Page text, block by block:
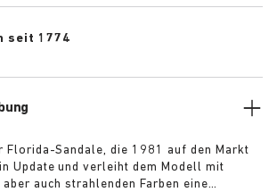
seit 1774
Florida-Sandale, die 1981 auf den Markt
Update und verleiht dem Modell mit
auch strahlenden Farben eine